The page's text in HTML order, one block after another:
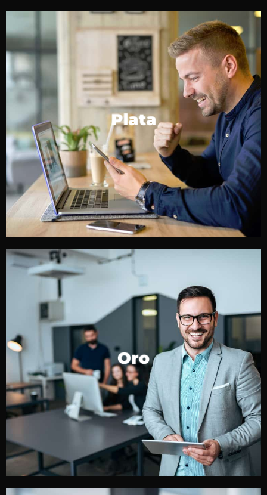
Plata
Plata
Hasta 3,000 palabras de traducción/localización y
revisión al mes por un cargo único mensual a un
costo promocional.
CONTÁCTENOS
Oro
Oro
Hasta
7,000
palabras de traducción/localización y
revisión
al mes
por un cargo único mensual a un
costo promocional.
CONTÁCTENOS